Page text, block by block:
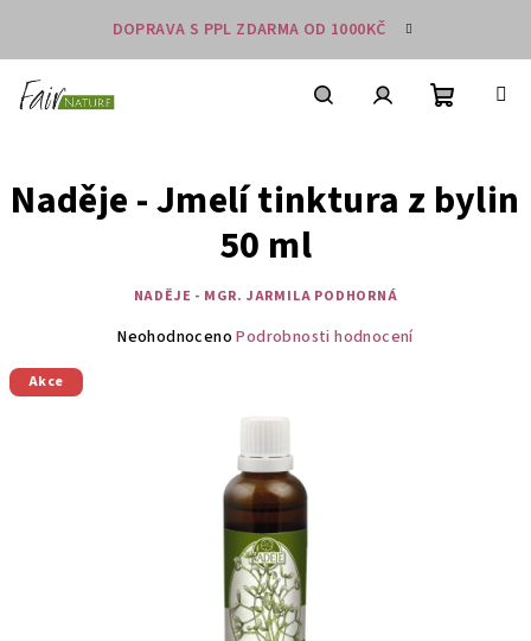
obsah
DOPRAVA S PPL ZDARMA OD 1000KČ
Nákupní
Naděje - Jmelí tinktura z bylin
50 ml
NADĚJE - MGR. JARMILA PODHORNÁ
Průměrné
Neohodnoceno Podrobnosti hodnocení
Akce